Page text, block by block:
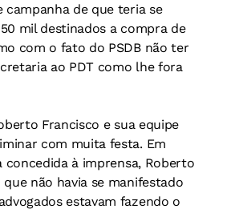
campanha de que teria se
mil destinados a compra de
com o fato do PSDB não ter
ao PDT como lhe fora
Francisco e sua equipe
com muita festa. Em
concedida à imprensa, Roberto
não havia se manifestado
estavam fazendo o